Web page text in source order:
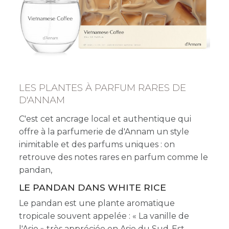
LES PLANTES À PARFUM RARES DE
D'ANNAM
C'est cet ancrage local et authentique qui
offre à la parfumerie de d'Annam un style
inimitable et des parfums uniques : on
retrouve des notes rares en parfum comme le
pandan,
LE PANDAN DANS WHITE RICE
Le pandan est une plante aromatique
tropicale souvent appelée : « La vanille de